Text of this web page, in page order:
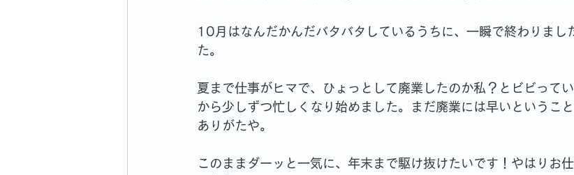
10月はなんだかんだバタバタしているうちに、一瞬で終わりまし
た。
夏まで仕事がヒマで、ひょっとして廃業したのか私？とビビって
から少しずつ忙しくなり始めました。まだ廃業には早いというこ
ありがたや。
このままダーッと一気に、年末まで駆け抜けたいです！やはりお